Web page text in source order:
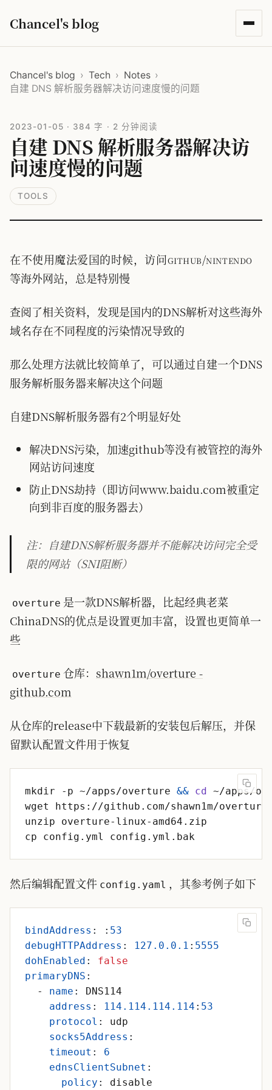
Chancel's blog
Chancel's blog › Tech › Notes ›
自建 DNS 解析服务器解决访问速度慢的问题
2023-01-05 · 384 字 · 2 分钟阅读
自建 DNS 解析服务器解决访
问速度慢的问题
TOOLS
在不使用魔法爱国的时候，访问github/nintendo
等海外网站，总是特别慢
查阅了相关资料，发现是国内的DNS解析对这些海外
域名存在不同程度的污染情况导致的
那么处理方法就比较简单了，可以通过自建一个DNS
服务解析服务器来解决这个问题
自建DNS解析服务器有2个明显好处
解决DNS污染，加速github等没有被管控的海外
网站访问速度
防止DNS劫持（即访问www.baidu.com被重定
向到非百度的服务器去）
注：自建DNS解析服务器并不能解决访问完全受
限的网站（SNI阻断）
overture 是一款DNS解析器，比起经典老菜
ChinaDNS的优点是设置更加丰富，设置也更简单一
些
overture 仓库： shawn1m/overture -
github.com
从仓库的release中下载最新的安装包后解压，并保
留默认配置文件用于恢复
mkdir -p ~/apps/overture && cd
然后编辑配置文件 config.yaml ，其参考例子如下
bindAddress : : 53
debugHTTPAddress : 127.0 .0 .1 : 5555
dohEnabled :
false
primaryDNS :
- name :
DNS114
address : 114.114 .114 .114 : 53
protocol :
udp
socks5Address :
timeout :
6
ednsClientSubnet :
policy : disable